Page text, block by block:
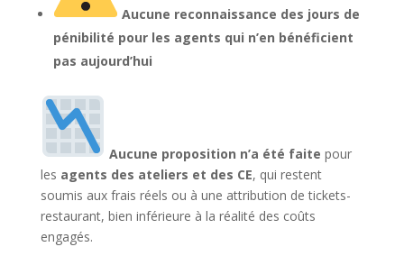
Aucune reconnaissance des jours de
pénibilité pour les agents qui n’en bénéficient
pas aujourd’hui
Aucune proposition n’a été faite pour
les agents des ateliers et des CE, qui restent
soumis aux frais réels ou à une attribution de tickets-
restaurant, bien inférieure à la réalité des coûts
engagés.